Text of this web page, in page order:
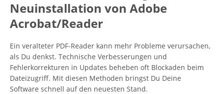
Neuinstallation von Adobe
Acrobat/Reader
Ein veralteter PDF-Reader kann mehr Probleme verursachen,
als Du denkst. Technische Verbesserungen und
Fehlerkorrekturen in Updates beheben oft Blockaden beim
Dateizugriff. Mit diesen Methoden bringst Du Deine
Software schnell auf den neuesten Stand.